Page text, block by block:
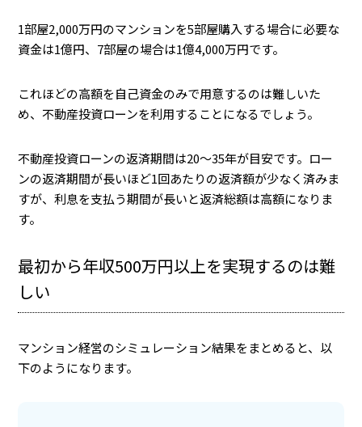
1部屋2,000万円のマンションを5部屋購入する場合に必要な
資金は1億円、7部屋の場合は1億4,000万円です。
これほどの高額を自己資金のみで用意するのは難しいた
め、不動産投資ローンを利用することになるでしょう。
不動産投資ローンの返済期間は20〜35年が目安です。ロー
ンの返済期間が長いほど1回あたりの返済額が少なく済みま
すが、利息を支払う期間が長いと返済総額は高額になりま
す。
最初から年収500万円以上を実現するのは難
しい
マンション経営のシミュレーション結果をまとめると、以
下のようになります。